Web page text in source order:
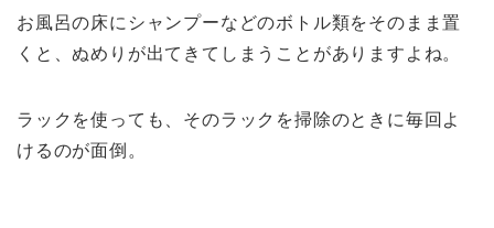
お風呂の床にシャンプーなどのボトル類をそのまま置
くと、ぬめりが出てきてしまうことがありますよね。
ラックを使っても、そのラックを掃除のときに毎回よ
けるのが面倒。